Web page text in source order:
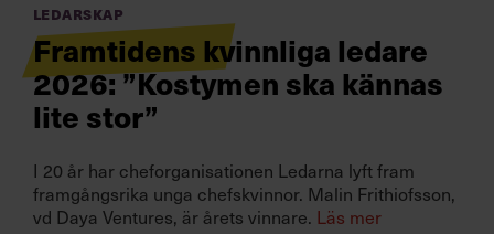
Prenumerera
Ledarskap
Framtidens kvinnliga ledare
2026: ”Kostymen ska kännas
lite stor”
I 20 år har cheforganisationen Ledarna lyft fram
framgångsrika unga chefskvinnor. Malin Frithiofsson,
vd Daya Ventures, är årets vinnare. Läs mer